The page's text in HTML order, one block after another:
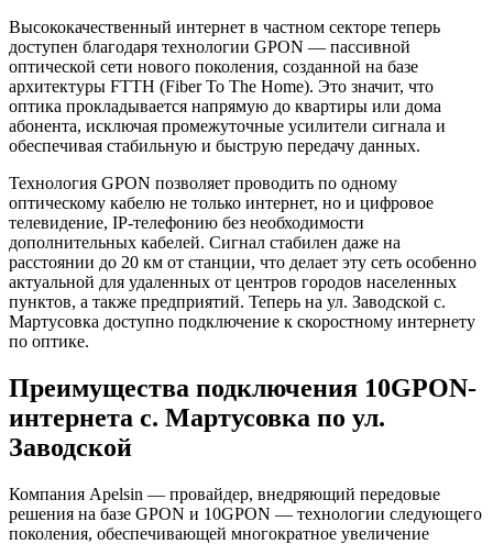
Высококачественный интернет в частном секторе теперь
доступен благодаря технологии GPON — пассивной
оптической сети нового поколения, созданной на базе
архитектуры FTTH (Fiber To The Home). Это значит, что
оптика прокладывается напрямую до квартиры или дома
абонента, исключая промежуточные усилители сигнала и
обеспечивая стабильную и быструю передачу данных.
Технология GPON позволяет проводить по одному
оптическому кабелю не только интернет, но и цифровое
телевидение, IP-телефонию без необходимости
дополнительных кабелей. Сигнал стабилен даже на
расстоянии до 20 км от станции, что делает эту сеть особенно
актуальной для удаленных от центров городов населенных
пунктов, а также предприятий. Теперь на ул. Заводской с.
Мартусовка доступно подключение к скоростному интернету
по оптике.
Преимущества подключения 10GPON-
интернета с. Мартусовка по ул.
Заводской
Компания Apelsin — провайдер, внедряющий передовые
решения на базе GPON и 10GPON — технологии следующего
поколения, обеспечивающей многократное увеличение